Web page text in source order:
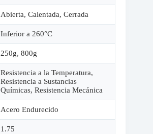
Abierta, Calentada, Cerrada
Inferior a 260°C
250g, 800g
Resistencia a la Temperatura,
Resistencia a Sustancias
Químicas, Resistencia Mecánica
Acero Endurecido
1.75